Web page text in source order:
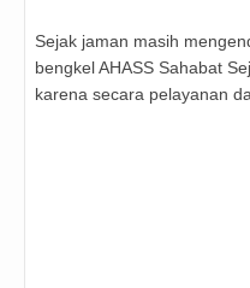
Sejak jaman masih
bengkel AHASS Sahabat
karena secara pelayanan